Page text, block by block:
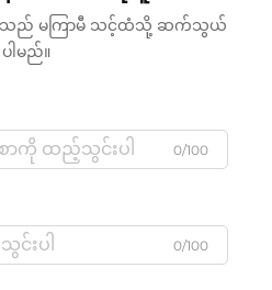
ည် မကြာမီ သင့်ထံသို့ ဆက်သွယ်
ပါမည်။
0/100
0/100